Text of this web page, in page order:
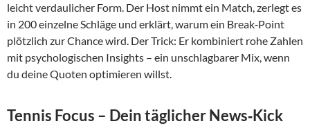
leicht verdaulicher Form. Der Host nimmt ein Match, zerlegt es
in 200 einzelne Schläge und erklärt, warum ein Break‑Point
plötzlich zur Chance wird. Der Trick: Er kombiniert rohe Zahlen
mit psychologischen Insights – ein unschlagbarer Mix, wenn
du deine Quoten optimieren willst.
Tennis Focus – Dein täglicher News‑Kick